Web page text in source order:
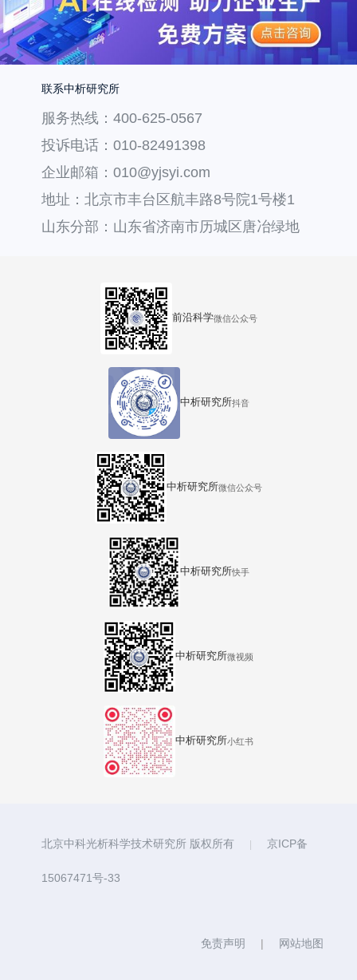
联系中析研究所
服务热线：400-625-0567
投诉电话：010-82491398
企业邮箱：010@yjsyi.com
地址：北京市丰台区航丰路8号院1号楼1
层121
山东分部：山东省济南市历城区唐冶绿地
前沿科学微信公众号
中析研究所抖音
中析研究所微信公众号
中析研究所快手
中析研究所微视频
中析研究所小红书
北京中科光析科学技术研究所 版权所有 京ICP备
15067471号-33
免责声明 | 网站地图